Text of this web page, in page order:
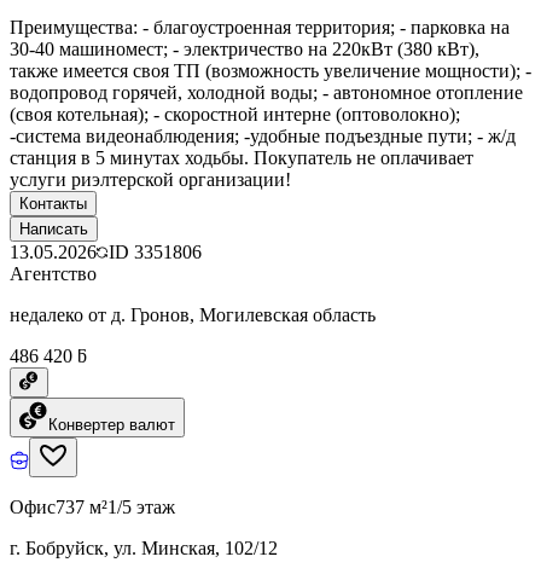
Преимущества: - благоустроенная территория; - парковка на
30-40 машиномест; - электричество на 220кВт (380 кВт),
также имеется своя ТП (возможность увеличение мощности); -
водопровод горячей, холодной воды; - автономное отопление
(своя котельная); - скоростной интерне (оптоволокно);
-система видеонаблюдения; -удобные подъездные пути; - ж/д
станция в 5 минутах ходьбы. Покупатель не оплачивает
услуги риэлтерской организации!
Контакты
Написать
13.05.2026 ID 3351806
Агентство
недалеко от д. Гронов, Могилевская область
486 420 ƃ
Конвертер валют
Офис737 м²1/5 этаж
г. Бобруйск, ул. Минская, 102/12